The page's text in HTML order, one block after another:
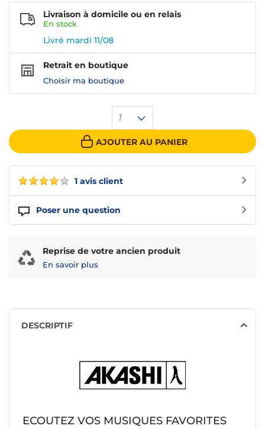
1 avis client
Poser une question
1
AJOUTER AU PANIER
Livraison à domicile ou en relais
En stock
Livré mardi 11/08
Retrait en boutique
Choisir ma boutique
Reprise de votre ancien produit
En savoir plus
DESCRIPTIF
ECOUTEZ VOS MUSIQUES FAVORITES